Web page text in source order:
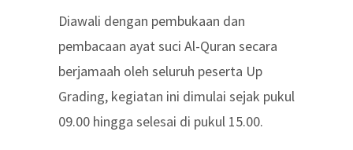
Diawali dengan pembukaan dan
pembacaan ayat suci Al-Quran secara
berjamaah oleh seluruh peserta Up
Grading, kegiatan ini dimulai sejak pukul
09.00 hingga selesai di pukul 15.00.